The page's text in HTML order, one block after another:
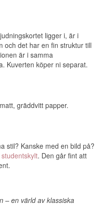
ligger i, är i
och det har en fin struktur till
är i samma
Kuverten köper ni separat.
gräddvitt papper.
stil? Kanske med en bild på?
. Den går fint att
– en värld av klassiska